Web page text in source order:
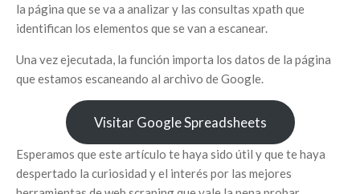
la página que se va a analizar y las consultas xpath que
identifican los elementos que se van a escanear.
Una vez ejecutada, la función importa los datos de la página
que estamos escaneando al archivo de Google.
Visitar Google Spreadsheets
Esperamos que este artículo te haya sido útil y que te haya
despertado la curiosidad y el interés por las mejores